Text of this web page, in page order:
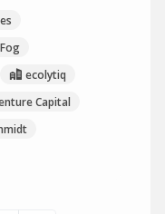
ecolytiq
Capital